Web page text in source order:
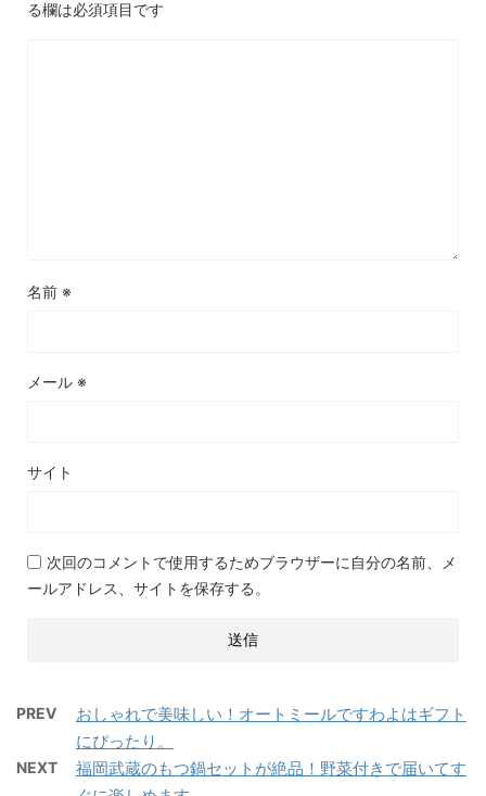
る欄は必須項目です
名前 ※
メール ※
サイト
次回のコメントで使用するためブラウザーに自分の名前、メ
ールアドレス、サイトを保存する。
PREV
おしゃれで美味しい！オートミールですわよはギフト
にぴったり。
NEXT
福岡武蔵のもつ鍋セットが絶品！野菜付きで届いてす